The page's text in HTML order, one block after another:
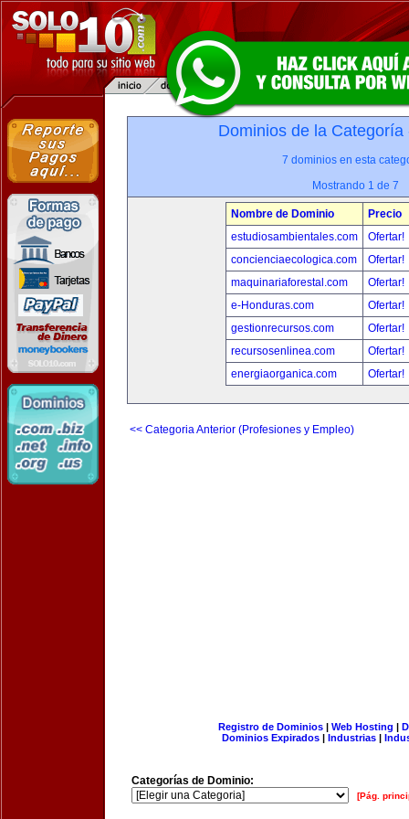
Dominios de la
7 dominios en esta
Mostrando 1 de 7
Nombre de Dominio
Precio
estudiosambientales.com
Ofertar!
concienciaecologica.com
Ofertar!
maquinariaforestal.com
Ofertar!
e-Honduras.com
Ofertar!
gestionrecursos.com
Ofertar!
recursosenlinea.com
Ofertar!
energiaorganica.com
Ofertar!
<< Categoria Anterior (Profesiones y Empleo)
Registro de Dominios| Web Hosting |
Dominios Expirados | Industrias |
Categorías de Dominio:
[Pág.